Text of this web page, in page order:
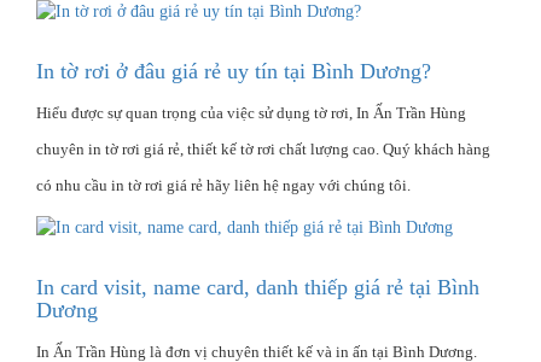
In tờ rơi ở đâu giá rẻ uy tín tại Bình Dương?
Hiểu được sự quan trọng của việc sử dụng tờ rơi, In Ấn Trần Hùng
chuyên in tờ rơi giá rẻ, thiết kế tờ rơi chất lượng cao. Quý khách hàng
có nhu cầu in tờ rơi giá rẻ hãy liên hệ ngay với chúng tôi.
In card visit, name card, danh thiếp giá rẻ tại Bình
Dương
In Ấn Trần Hùng là đơn vị chuyên thiết kế và in ấn tại Bình Dương.